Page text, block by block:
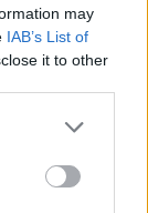
may
IAB’s List of
it to other